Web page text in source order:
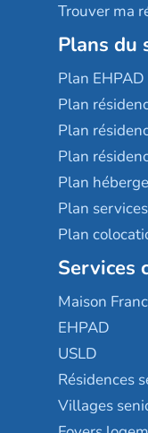
Trouver ma
Plans du
Plan
Plan
Plan
Plan
Plan
Plan
Plan
Services
Maison
EHPAD
USLD
Résidences
Villages